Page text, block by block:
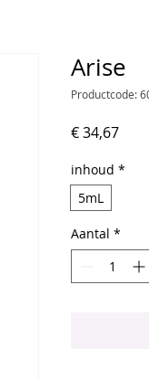
Arise
Productcode:
€ 34,67Prijs
inhoud *
5mL
Aantal *